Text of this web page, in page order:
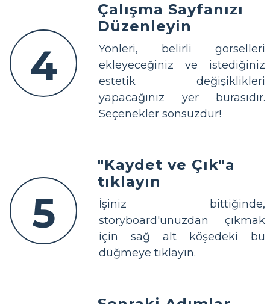
4
Çalışma Sayfanızı
Düzenleyin
Yönleri, belirli görselleri
ekleyeceğiniz ve istediğiniz
estetik değişiklikleri
yapacağınız yer burasıdır.
Seçenekler sonsuzdur!
5
"Kaydet ve Çık"a
tıklayın
İşiniz bittiğinde,
storyboard'unuzdan çıkmak
için sağ alt köşedeki bu
düğmeye tıklayın.